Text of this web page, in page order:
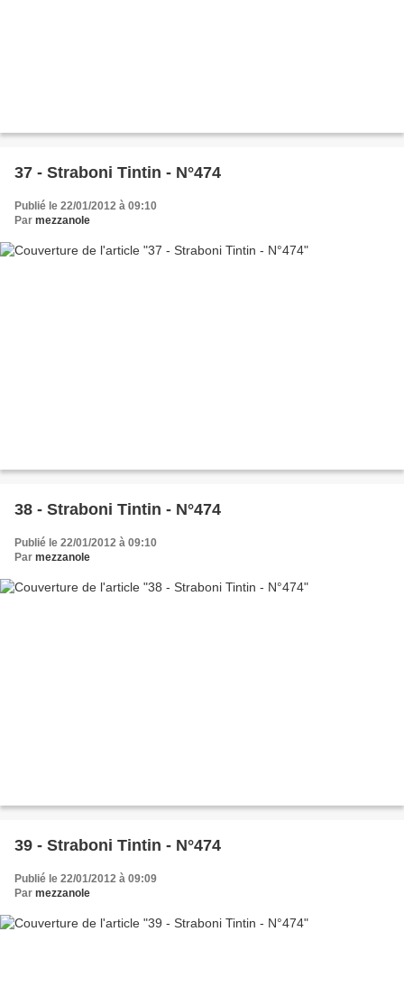
37 - Straboni Tintin - N°474
Publié le 22/01/2012 à 09:10
Par mezzanole
38 - Straboni Tintin - N°474
Publié le 22/01/2012 à 09:10
Par mezzanole
39 - Straboni Tintin - N°474
Publié le 22/01/2012 à 09:09
Par mezzanole